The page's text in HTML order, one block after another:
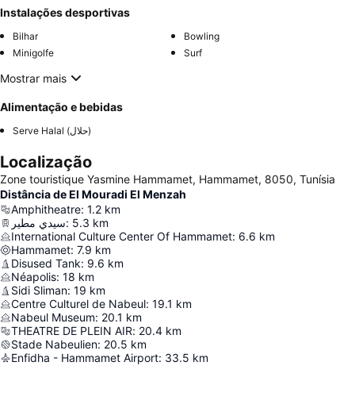
Instalações desportivas
Bilhar
Bowling
Minigolfe
Surf
Mostrar mais
Alimentação e bebidas
Serve Halal (حلال)
Localização
Zone touristique Yasmine Hammamet, Hammamet, 8050, Tunísia
Distância de El Mouradi El Menzah
Amphitheatre: 1.2 km
سيدي مطير: 5.3 km
International Culture Center Of Hammamet: 6.6 km
Hammamet: 7.9 km
Disused Tank: 9.6 km
Néapolis: 18 km
Sidi Sliman: 19 km
Centre Culturel de Nabeul: 19.1 km
Nabeul Museum: 20.1 km
THEATRE DE PLEIN AIR: 20.4 km
Stade Nabeulien: 20.5 km
Enfidha - Hammamet Airport: 33.5 km